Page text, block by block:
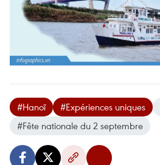
#Hanoï #Expériences uniques
#Fête nationale du 2 septembre